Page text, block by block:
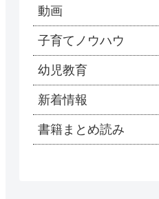
動画
子育てノウハウ
幼児教育
新着情報
書籍まとめ読み